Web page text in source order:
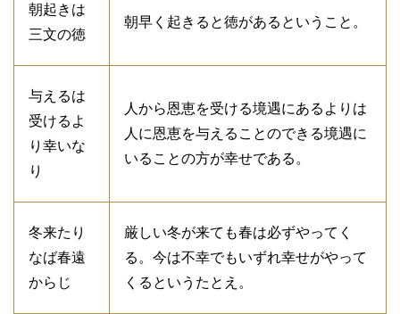
朝起きは
三文の徳
朝早く起きると徳があるということ。
与えるは
受けるよ
り幸いな
り
人から恩恵を受ける境遇にあるよりは
人に恩恵を与えることのできる境遇に
いることの方が幸せである。
冬来たり
なば春遠
からじ
厳しい冬が来ても春は必ずやってく
る。今は不幸でもいずれ幸せがやって
くるというたとえ。